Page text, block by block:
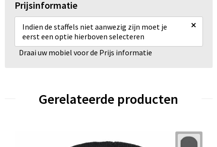
Prijsinformatie
Indien de staffels niet aanwezig zijn moet je
eerst een optie hierboven selecteren
×
Draai uw mobiel voor de Prijs informatie
Gerelateerde producten